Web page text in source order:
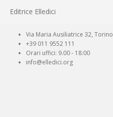
Editrice Elledici
Via Maria Ausiliatrice 32, Torino
+39 011 9552 111
Orari uffici: 9.00 - 18:00
info@elledici.org